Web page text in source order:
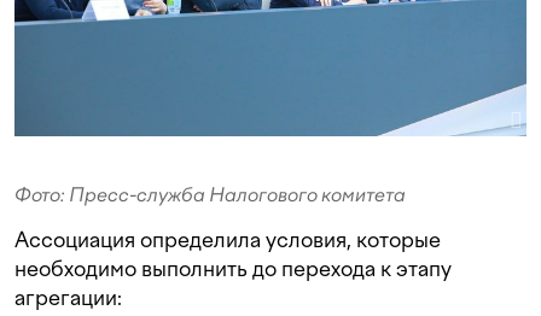
Фото: Пресс-служба Налогового комитета
Ассоциация определила условия, которые
необходимо выполнить до перехода к этапу
агрегации: